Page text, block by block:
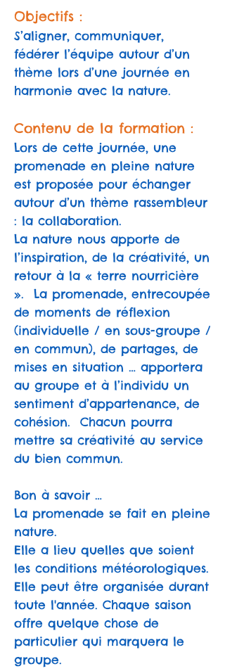
Objectifs :
S’aligner, communiquer,
fédérer l’équipe autour d’un
thème lors d’une journée en
harmonie avec la nature.
Contenu de la formation :
Lors de cette journée, une
promenade en pleine nature
est proposée pour échanger
autour d’un thème rassembleur
: la collaboration.
La nature nous apporte de
l’inspiration, de la créativité, un
retour à la « terre nourricière
». La promenade, entrecoupée
de moments de réflexion
(individuelle / en sous-groupe /
en commun), de partages, de
mises en situation … apportera
au groupe et à l’individu un
sentiment d’appartenance, de
cohésion. Chacun pourra
mettre sa créativité au service
du bien commun.
Bon à savoir …
La promenade se fait en pleine
nature.
Elle a lieu quelles que soient
les conditions météorologiques.
Elle peut être organisée durant
toute l'année. Chaque saison
offre quelque chose de
particulier qui marquera le
groupe.